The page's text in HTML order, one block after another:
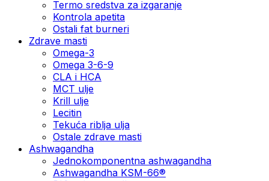
Termo sredstva za izgaranje
Kontrola apetita
Ostali fat burneri
Zdrave masti
Omega-3
Omega 3-6-9
CLA i HCA
MCT ulje
Krill ulje
Lecitin
Tekuća riblja ulja
Ostale zdrave masti
Ashwagandha
Jednokomponentna ashwagandha
Ashwagandha KSM-66®